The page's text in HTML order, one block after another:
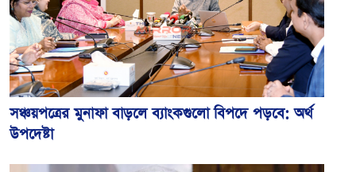
সঞ্চয়পত্রের মুনাফা বাড়লে ব্যাংকগুলো বিপদে পড়বে: অর্থ
উপদেষ্টা